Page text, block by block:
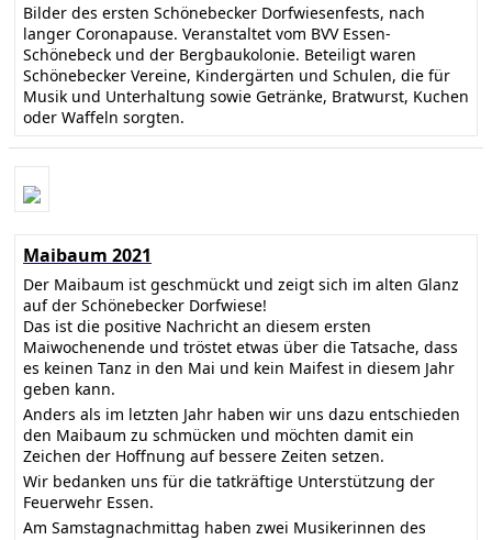
Bilder des ersten Schönebecker Dorfwiesenfests, nach
langer Coronapause. Veranstaltet vom BVV Essen-
Schönebeck und der Bergbaukolonie. Beteiligt waren
Schönebecker Vereine, Kindergärten und Schulen, die für
Musik und Unterhaltung sowie Getränke, Bratwurst, Kuchen
oder Waffeln sorgten.
Maibaum 2021
Der Maibaum ist geschmückt und zeigt sich im alten Glanz
auf der Schönebecker Dorfwiese!
Das ist die positive Nachricht an diesem ersten
Maiwochenende und tröstet etwas über die Tatsache, dass
es keinen Tanz in den Mai und kein Maifest in diesem Jahr
geben kann.
Anders als im letzten Jahr haben wir uns dazu entschieden
den Maibaum zu schmücken und möchten damit ein
Zeichen der Hoffnung auf bessere Zeiten setzen.
Wir bedanken uns für die tatkräftige Unterstützung der
Feuerwehr Essen.
Am Samstagnachmittag haben zwei Musikerinnen des